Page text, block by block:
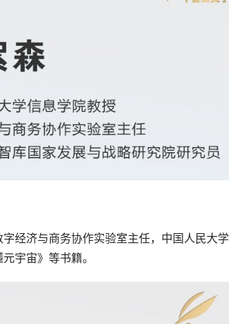
经济与商务协作实验室主任，中国人民大
宇宙》等书籍。